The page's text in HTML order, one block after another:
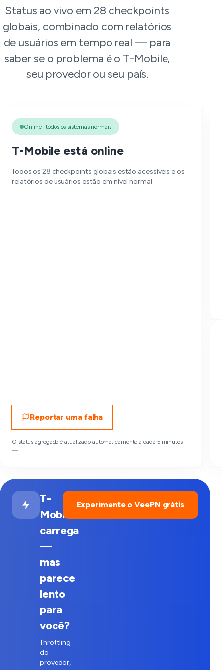
Status ao vivo em 28 checkpoints
globais, combinado com relatórios
de usuários em tempo real — para
saber se o problema é o T-Mobile,
seu provedor ou seu país.
Online · todos os sistemas normais
T-Mobile está online
Todos os 28 checkpoints globais estão acessíveis e os
relatórios de usuários estão em nível normal.
Reportar uma falha
O status agregado é atualizado automaticamente a cada 5 minutos ·
—
T-
Mobile
carrega
—
mas
parece
lento
para
você?
Throttling
do
provedor,
Experimente o VeePN grátis